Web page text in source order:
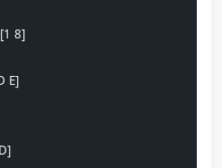
8]
E]